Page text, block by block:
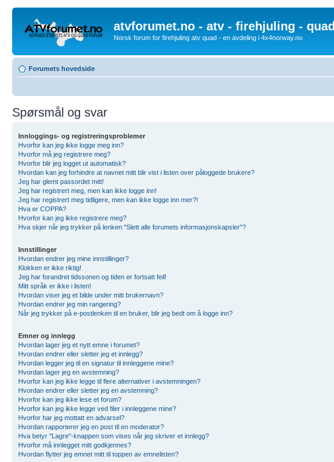
atvforumet.no - atv - firehjuling - quad
Norsk forum for firehjuling atv quad - en avdeling i 4x4norway.no
Forumets hovedside
Spørsmål og svar
Innloggings- og registreringsproblemer
Hvorfor kan jeg ikke logge meg inn?
Hvorfor må jeg registrere meg?
Hvorfor blir jeg logget ut automatisk?
Hvordan kan jeg forhindre at navnet mitt blir vist i listen over påloggede brukere?
Jeg har glemt passordet mitt!
Jeg har registrert meg, men kan ikke logge inn!
Jeg har registrert meg tidligere, men kan ikke logge inn mer?!
Hva er COPPA?
Hvorfor kan jeg ikke registrere meg?
Hva skjer når jeg trykker på lenken "Slett alle forumets informasjonskapsler"?
Innstillinger
Hvordan endrer jeg mine innstillinger?
Klokken er ikke riktig!
Jeg har forandret tidssonen og tiden er fortsatt feil!
Mitt språk er ikke i listen!
Hvordan viser jeg et bilde under mitt brukernavn?
Hvordan endrer jeg min rangering?
Når jeg trykker på e-postlenken til en bruker, blir jeg bedt om å logge inn?
Emner og innlegg
Hvordan lager jeg et nytt emne i forumet?
Hvordan endrer eller sletter jeg et innlegg?
Hvordan legger jeg til en signatur til innleggene mine?
Hvordan lager jeg en avstemning?
Hvorfor kan jeg ikke legge til flere alternativer i avstemningen?
Hvordan endrer eller sletter jeg en avstemning?
Hvorfor kan jeg ikke lese et forum?
Hvorfor kan jeg ikke legge ved filer i innleggene mine?
Hvorfor har jeg mottatt en advarsel?
Hvordan rapporterer jeg en post til en moderator?
Hva betyr "Lagre"-knappen som vises når jeg skriver et innlegg?
Hvorfor må innlegget mitt godkjennes?
Hvordan flytter jeg emnet mitt til toppen av emnelisten?